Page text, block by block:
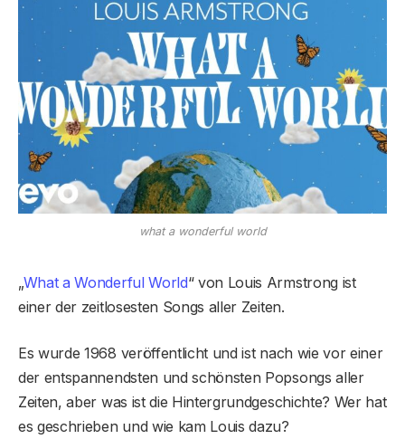
what a wonderful world
„What a Wonderful World“ von Louis Armstrong ist
einer der zeitlosesten Songs aller Zeiten.
Es wurde 1968 veröffentlicht und ist nach wie vor einer
der entspannendsten und schönsten Popsongs aller
Zeiten, aber was ist die Hintergrundgeschichte? Wer hat
es geschrieben und wie kam Louis dazu?